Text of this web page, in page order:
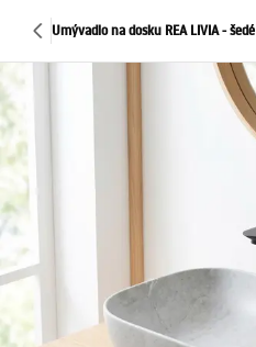
Umývadlo na dosku REA LIVIA - šedé